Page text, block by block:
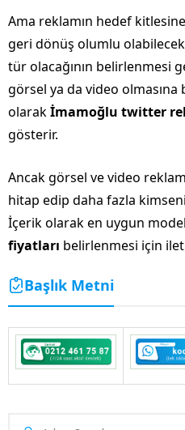
Ama reklamın hedef
geri dönüş olumlu
tür olacağının belirlenmesi
görsel ya da video olmasına
olarakİmamoğlu twitter
gösterir.
Ancak görsel ve video
hitap edip daha fazla
İçerik olarak en uygun
fiyatları belirlenmesi için
Başlık Metni